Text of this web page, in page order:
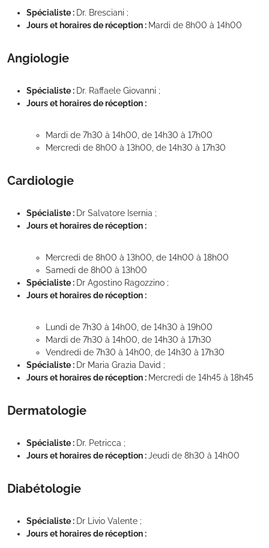
Spécialiste : Dr. Bresciani ;
Jours et horaires de réception : Mardi de 8h00 à 14h00
Angiologie
Spécialiste : Dr. Raffaele Giovanni ;
Jours et horaires de réception :
Mardi de 7h30 à 14h00, de 14h30 à 17h00
Mercredi de 8h00 à 13h00, de 14h30 à 17h30
Cardiologie
Spécialiste : Dr Salvatore Isernia ;
Jours et horaires de réception :
Mercredi de 8h00 à 13h00, de 14h00 à 18h00
Samedi de 8h00 à 13h00
Spécialiste : Dr Agostino Ragozzino ;
Jours et horaires de réception :
Lundi de 7h30 à 14h00, de 14h30 à 19h00
Mardi de 7h30 à 14h00, de 14h30 à 17h30
Vendredi de 7h30 à 14h00, de 14h30 à 17h30
Spécialiste : Dr Maria Grazia David ;
Jours et horaires de réception : Mercredi de 14h45 à 18h45
Dermatologie
Spécialiste : Dr. Petricca ;
Jours et horaires de réception :Jeudi de 8h30 à 14h00
Diabétologie
Spécialiste : Dr Livio Valente ;
Jours et horaires de réception :